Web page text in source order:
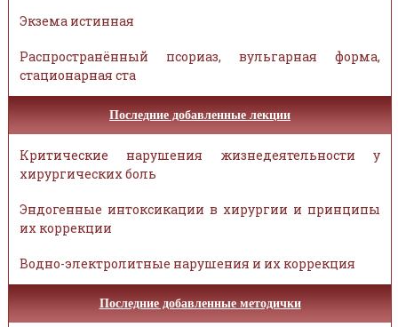
Экзема истинная
Распространённый псориаз, вульгарная форма,
стационарная ста
Последние добавленные лекции
Критические нарушения жизнедеятельности у
хирургических боль
Эндогенные интоксикации в хирургии и принципы
их коррекции
Водно-электролитные нарушения и их коррекция
Последние добавленные методички